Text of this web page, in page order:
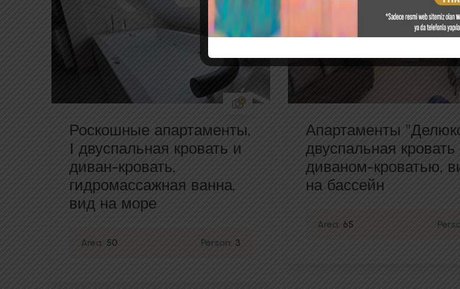
12
Роскошные апартаменты,
1 двуспальная кровать и
диван-кровать,
гидромассажная ванна,
вид на море
Area: 50 Person: 3
Апартаменты
двуспальная кровать
диваном-кроватью,
на бассейн
Area: 65